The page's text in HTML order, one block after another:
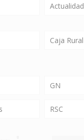
Actualidad
Caja Rural
GN
RSC